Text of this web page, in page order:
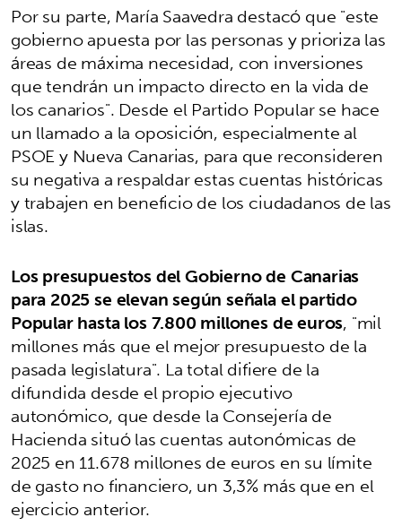
Por su parte, María Saavedra destacó que "este
gobierno apuesta por las personas y prioriza las
áreas de máxima necesidad, con inversiones
que tendrán un impacto directo en la vida de
los canarios". Desde el Partido Popular se hace
un llamado a la oposición, especialmente al
PSOE y Nueva Canarias, para que reconsideren
su negativa a respaldar estas cuentas históricas
y trabajen en beneficio de los ciudadanos de las
islas.
Los presupuestos del Gobierno de Canarias
para 2025 se elevan según señala el partido
Popular hasta los 7.800 millones de euros, "mil
millones más que el mejor presupuesto de la
pasada legislatura". La total difiere de la
difundida desde el propio ejecutivo
autonómico, que desde la Consejería de
Hacienda situó las cuentas autonómicas de
2025 en 11.678 millones de euros en su límite
de gasto no financiero, un 3,3% más que en el
ejercicio anterior.